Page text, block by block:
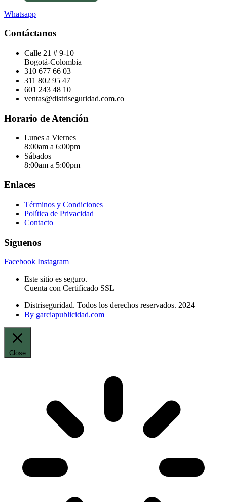
Whatsapp
Contáctanos
Calle 21 # 9-10
Bogotá-Colombia
310 677 66 03
311 802 95 47
601 243 48 10
ventas@distriseguridad.com.co
Horario de Atención
Lunes a Viernes
8:00am a 6:00pm
Sábados
8:00am a 5:00pm
Enlaces
Términos y Condiciones
Política de Privacidad
Contacto
Síguenos
Facebook Instagram
Este sitio es seguro.
Cuenta con Certificado SSL
Distriseguridad. Todos los derechos reservados. 2024
By garciapublicidad.com
Close